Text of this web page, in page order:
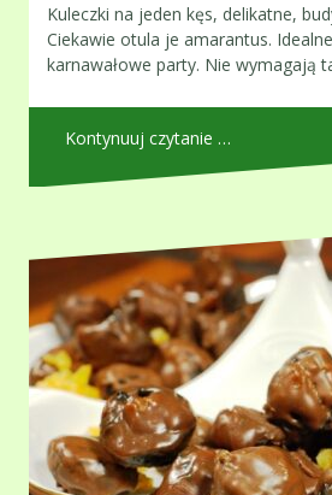
Kuleczki na jeden kęs, delikatne,
Ciekawie otula je amarantus.
karnawałowe party. Nie wymagają
Kontynuuj czytanie …